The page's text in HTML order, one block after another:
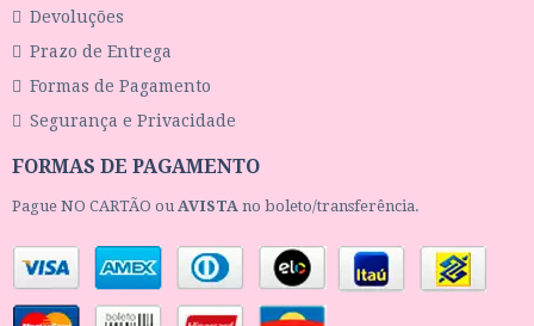
Devoluções
Prazo de Entrega
Formas de Pagamento
Segurança e Privacidade
FORMAS DE PAGAMENTO
Pague NO CARTÃO ou AVISTA no boleto/transferência.